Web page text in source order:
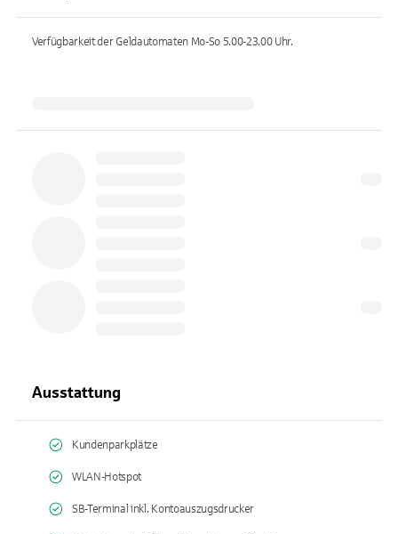
Verfügbarkeit der Geldautomaten Mo-So 5.00-23.00Uhr.
Ausstattung
Kundenparkplätze
WLAN-Hotspot
SB-Terminal inkl. Kontoauszugsdrucker